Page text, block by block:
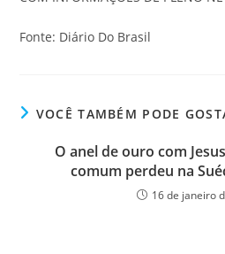
Fonte: Diário Do Brasil
VOCÊ TAMBÉM PODE
O anel de ouro com
comum perdeu na
16 de janeiro